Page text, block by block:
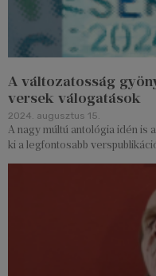
A változatosság
versek válogatások
2024. augusztus 15.
A nagy múltú antológia idén is
ki a legfontosabb